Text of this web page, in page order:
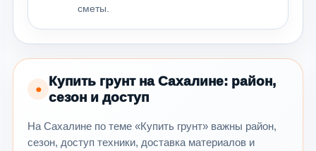
сметы.
●
Купить грунт на Сахалине: район,
сезон и доступ
На Сахалине по теме «Купить грунт» важны район,
сезон, доступ техники, доставка материалов и